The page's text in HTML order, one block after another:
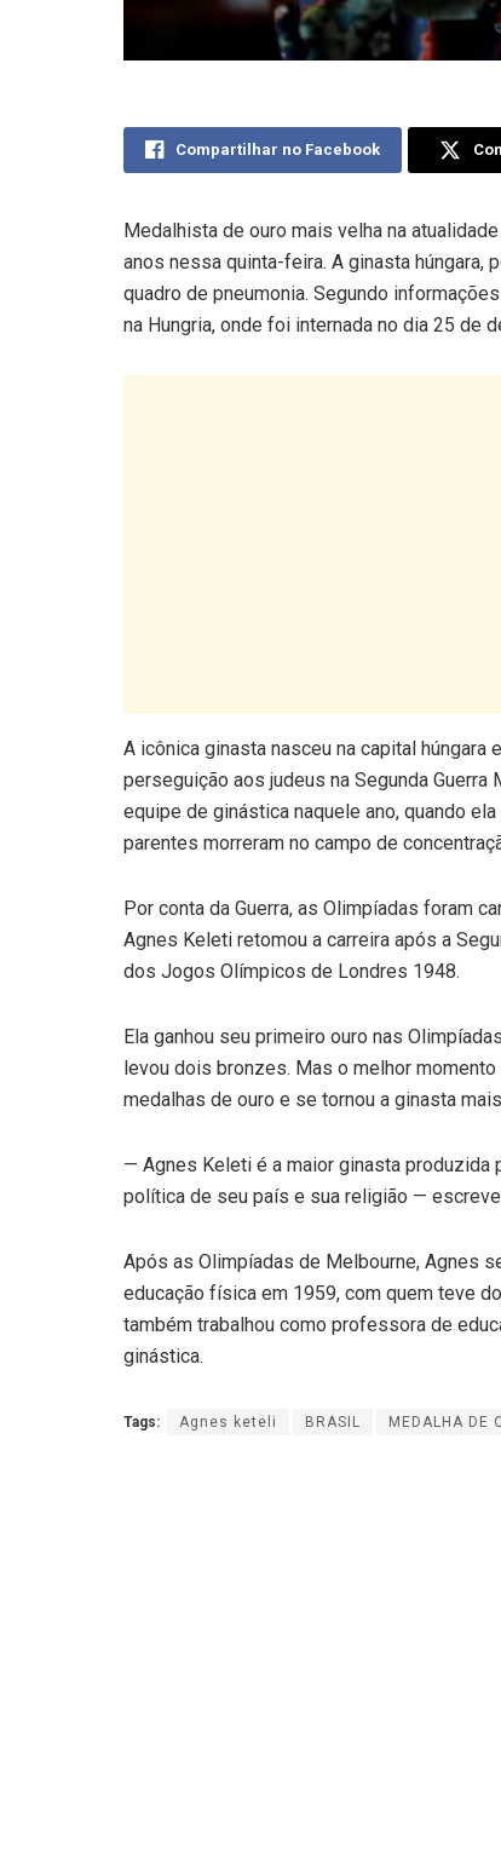
Compartilhar no Facebook
Medalhista de ouro mais velha na
anos nessa quinta-feira. A ginasta húngara,
quadro de pneumonia. Segundo
na Hungria, onde foi internada no dia 25 de
A icônica ginasta nasceu na capital
perseguição aos judeus na Segunda
equipe de ginástica naquele ano, quando
parentes morreram no campo de
Por conta da Guerra, as Olimpíadas foram
Agnes Keleti retomou a carreira após a
dos Jogos Olímpicos de Londres 1948.
Ela ganhou seu primeiro ouro nas
levou dois bronzes. Mas o melhor
medalhas de ouro e se tornou a ginasta
— Agnes Keleti é a maior ginasta produzida
política de seu país e sua religião —
Após as Olimpíadas de Melbourne, Agnes
educação física em 1959, com quem teve
também trabalhou como professora de
ginástica.
Tags: Agnes keteli BRASIL MEDALHA DE